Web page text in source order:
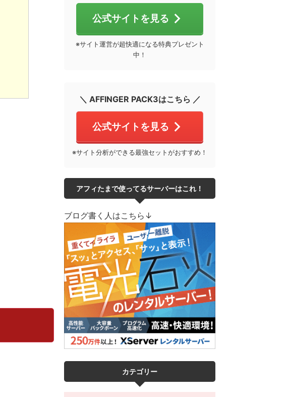
公式サイトを見る
※サイト運営が超快適になる特典プレゼント
中！
＼ AFFINGER PACK3はこちら ／
公式サイトを見る
※サイト分析ができる最強セットがおすすめ！
アフィたまで使ってるサーバーはこれ！
ブログ書く人はこちら↓
カテゴリー